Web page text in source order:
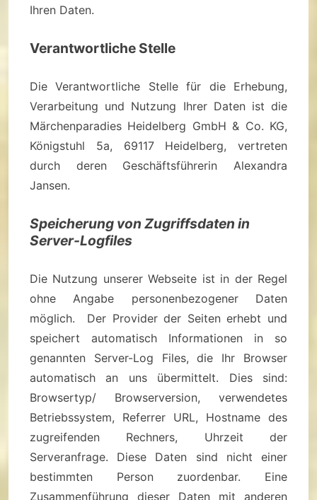
Ihren Daten.
Verantwortliche Stelle
Die Verantwortliche Stelle für die Erhebung,
Verarbeitung und Nutzung Ihrer Daten ist die
Märchenparadies Heidelberg GmbH & Co. KG,
Königstuhl 5a, 69117 Heidelberg, vertreten
durch deren Geschäftsführerin Alexandra
Jansen.
Speicherung von Zugriffsdaten in
Server-Logfiles
Die Nutzung unserer Webseite ist in der Regel
ohne Angabe personenbezogener Daten
möglich. Der Provider der Seiten erhebt und
speichert automatisch Informationen in so
genannten Server-Log Files, die Ihr Browser
automatisch an uns übermittelt. Dies sind:
Browsertyp/ Browserversion, verwendetes
Betriebssystem, Referrer URL, Hostname des
zugreifenden Rechners, Uhrzeit der
Serveranfrage. Diese Daten sind nicht einer
bestimmten Person zuordenbar. Eine
Zusammenführung dieser Daten mit anderen